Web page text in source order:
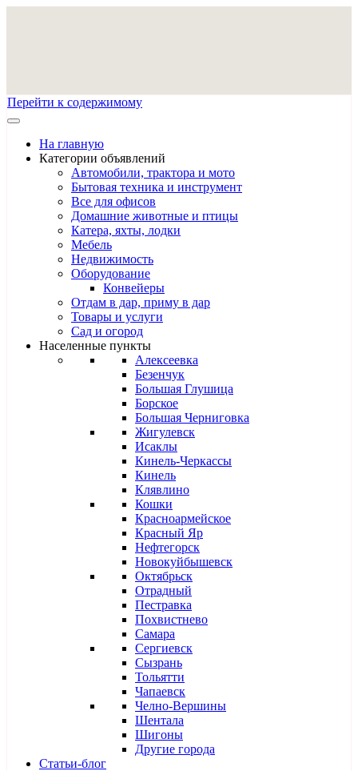
Перейти к содержимому
На главную
Категории объявлений
Автомобили, трактора и мото
Бытовая техника и инструмент
Все для офисов
Домашние животные и птицы
Катера, яхты, лодки
Мебель
Недвижимость
Оборудование
Конвейеры
Отдам в дар, приму в дар
Товары и услуги
Сад и огород
Населенные пункты
Алексеевка
Безенчук
Большая Глушица
Борское
Большая Черниговка
Жигулевск
Исаклы
Кинель-Черкассы
Кинель
Клявлино
Кошки
Красноармейское
Красный Яр
Нефтегорск
Новокуйбышевск
Октябрьск
Отрадный
Пестравка
Похвистнево
Самара
Сергиевск
Сызрань
Тольятти
Чапаевск
Челно-Вершины
Шентала
Шигоны
Другие города
Статьи-блог